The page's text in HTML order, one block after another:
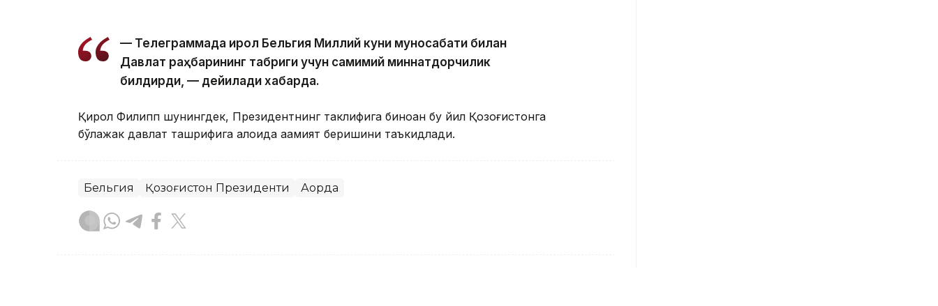
— Телеграммада Қирол Бельгия Миллий куни муносабати билан
Давлат раҳбарининг табриги учун самимий миннатдорчилик
билдирди, — дейилади хабарда.
Қирол Филипп шунингдек, Президентнинг таклифига биноан бу йил Қозоғистонга
бўлажак давлат ташрифига алоҳида аҳамият беришини таъкидлади.
Бельгия Қозоғистон Президенти Ақорда